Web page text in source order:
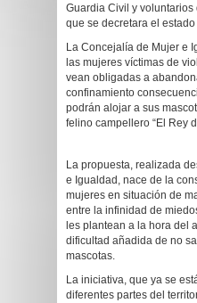
Guardia Civil y
que se decretara el estado
La Concejalía de Mujer e
las mujeres víctimas de
vean obligadas a
confinamiento
podrán alojar a sus
felino campellero “El Rey
La propuesta, realizada
e Igualdad, nace de la
mujeres en situación de
entre la infinidad de
les plantean a la hora del
dificultad añadida de no
mascotas.
La iniciativa, que ya se
diferentes partes del